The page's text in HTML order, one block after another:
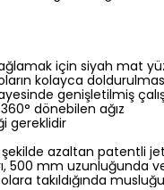
için siyah mat
kolayca
genişletilmiş
dönebilen ağız
gereklidir
azaltan patentli
500 mm uzunluğunda
takıldığında